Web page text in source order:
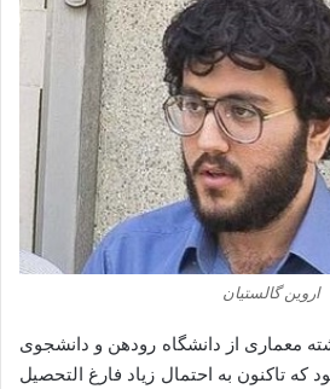
اروین گالستیان
معماری از دانشگاه رودهن و دانشجوی
که تاکنون به احتمال زیاد فارغ التحصیل